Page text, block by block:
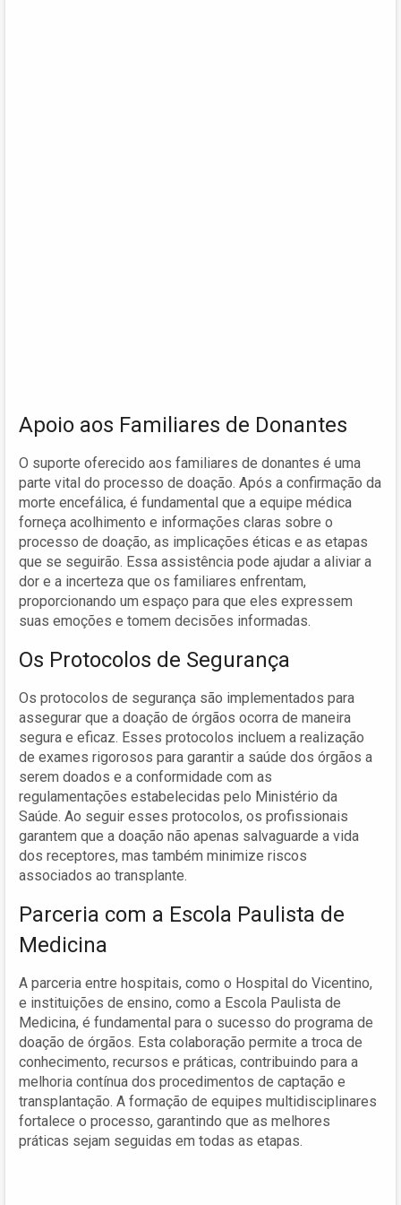
Apoio aos Familiares de Donantes
O suporte oferecido aos familiares de donantes é uma
parte vital do processo de doação. Após a confirmação da
morte encefálica, é fundamental que a equipe médica
forneça acolhimento e informações claras sobre o
processo de doação, as implicações éticas e as etapas
que se seguirão. Essa assistência pode ajudar a aliviar a
dor e a incerteza que os familiares enfrentam,
proporcionando um espaço para que eles expressem
suas emoções e tomem decisões informadas.
Os Protocolos de Segurança
Os protocolos de segurança são implementados para
assegurar que a doação de órgãos ocorra de maneira
segura e eficaz. Esses protocolos incluem a realização
de exames rigorosos para garantir a saúde dos órgãos a
serem doados e a conformidade com as
regulamentações estabelecidas pelo Ministério da
Saúde. Ao seguir esses protocolos, os profissionais
garantem que a doação não apenas salvaguarde a vida
dos receptores, mas também minimize riscos
associados ao transplante.
Parceria com a Escola Paulista de
Medicina
A parceria entre hospitais, como o Hospital do Vicentino,
e instituições de ensino, como a Escola Paulista de
Medicina, é fundamental para o sucesso do programa de
doação de órgãos. Esta colaboração permite a troca de
conhecimento, recursos e práticas, contribuindo para a
melhoria contínua dos procedimentos de captação e
transplantação. A formação de equipes multidisciplinares
fortalece o processo, garantindo que as melhores
práticas sejam seguidas em todas as etapas.